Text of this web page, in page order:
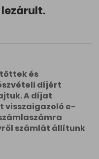
és
díjért
A díjat
visszaigazoló e-
számlát állítunk